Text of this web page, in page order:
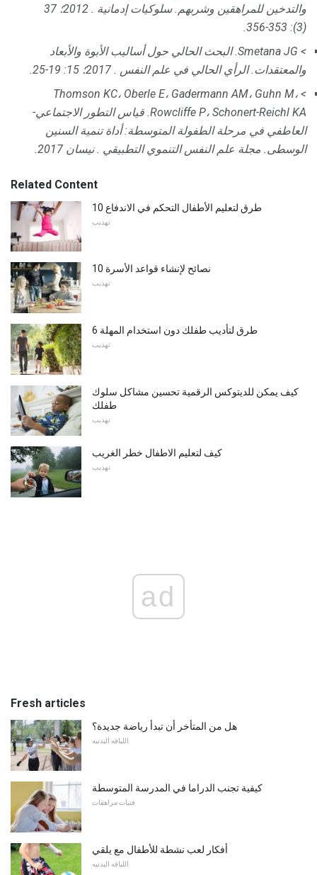
والتدخين للمراهقين وشربهم. سلوكيات إدمانية .
2012؛ 37
(3): 353-356.
> Smetana JG.
البحث الحالي حول أساليب الأبوة والأبعاد
والمعتقدات. الرأي الحالي في علم النفس . 2017؛ 15: 19-25.
> Thomson KC، Oberle E، Gadermann AM، Guhn M،
Rowcliffe P، Schonert-Reichl KA. قياس التطور الاجتماعي-
العاطفي في مرحلة الطفولة المتوسطة: أداة تنمية السنين
الوسطى. مجلة علم النفس التنموي التطبيقي . نيسان 2017.
Related Content
10 طرق لتعليم الأطفال التحكم في الاندفاع
تهذيب
10 نصائح لإنشاء قواعد الأسرة
تهذيب
6 طرق لتأديب طفلك دون استخدام المهلة
تهذيب
كيف يمكن للديتوكس الرقمية تحسين مشاكل سلوك
طفلك
تهذيب
كيف لتعليم الاطفال خطر الغريب
تهذيب
ad
Fresh articles
هل من المتأخر أن تبدأ رياضة جديدة؟
اللياقه البدنيه
كيفية تجنب الدراما في المدرسة المتوسطة
فتيات مراهقات
أفكار لعب نشطة للأطفال مع يلقي
اللياقه البدنيه